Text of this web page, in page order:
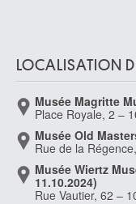
LOCALISATION
Musée Magritte
Place Royale, 2 –
Musée Old
Rue de la
Musée Wiertz
11.10.2024)
Rue Vautier, 62 –